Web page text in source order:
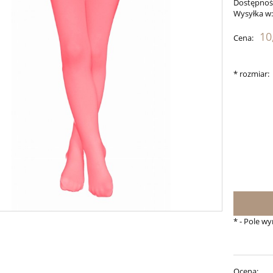
Wysyłka w:
Cena:
* rozmiar:
*- Pole